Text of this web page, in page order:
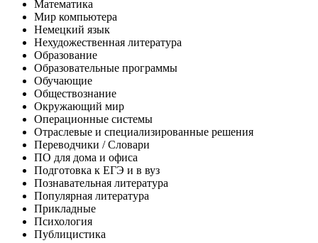
Математика
Мир компьютера
Немецкий язык
Нехудожественная литература
Образование
Образовательные программы
Обучающие
Обществознание
Окружающий мир
Операционные системы
Отраслевые и специализированные решения
Переводчики / Словари
ПО для дома и офиса
Подготовка к ЕГЭ и в вуз
Познавательная литература
Популярная литература
Прикладные
Психология
Публицистика